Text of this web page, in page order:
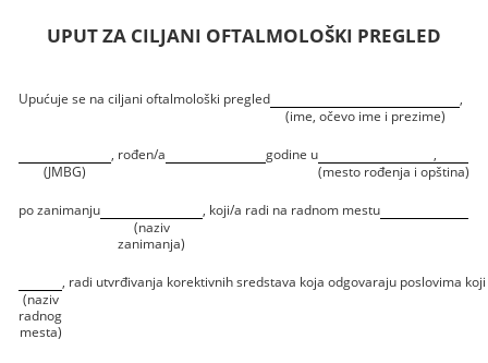
UPUT ZA CILJANI OFTALMOLOŠKI PREGLED
Upućuje se na ciljani oftalmološki pregled
(ime, očevo ime i prezime)
, rođen/a godine u
(JMBG)
(mesto rođenja i opština)
po zanimanju
, koji/a radi na radnom mestu
(naziv
zanimanja)
, radi utvrđivanja korektivnih sredstava koja odgovaraju poslovima
(naziv
radnog
mesta)